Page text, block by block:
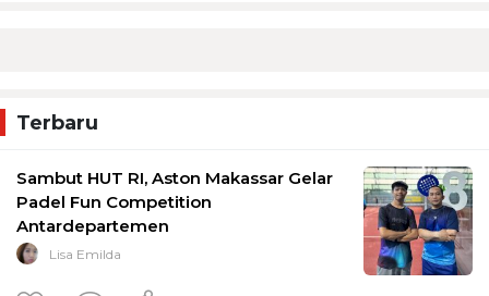
Terbaru
Sambut HUT RI, Aston Makassar Gelar
Padel Fun Competition
Antardepartemen
Lisa Emilda